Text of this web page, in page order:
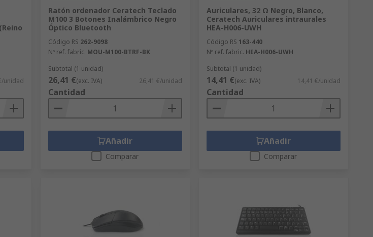
unidad
Ratón ordenador Ceratech Teclado
M100 3 Botones Inalámbrico Negro
Óptico Bluetooth
Código RS 262-9098
Nº ref. fabric. MOU-M100-BTRF-BK
Subtotal (1 unidad)
26,41 €(exc. IVA) 26,41 €/unidad
Cantidad
Añadir
Comparar
Auriculares, 32 Ω Negro, Blanco,
Ceratech Auriculares intraurales
HEA-H006-UWH
Código RS 163-440
Nº ref. fabric. HEA-H006-UWH
Subtotal (1 unidad)
14,41 €(exc. IVA) 14,41 €/unidad
Cantidad
Añadir
Comparar